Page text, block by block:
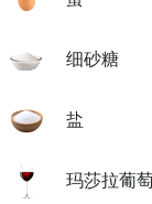
细砂糖
盐
玛莎拉葡